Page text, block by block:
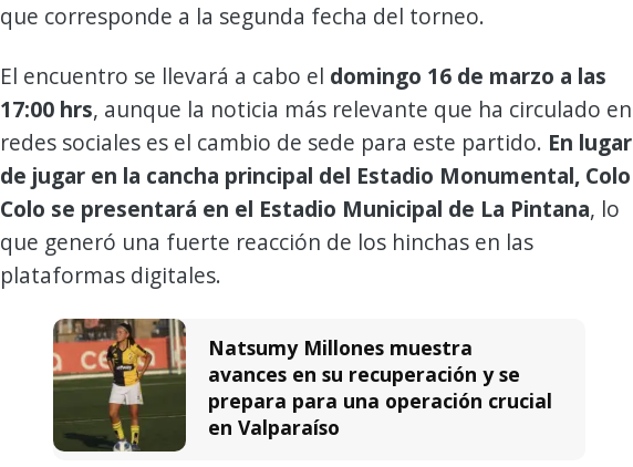
que corresponde a la segunda fecha del torneo.
El encuentro se llevará a cabo el domingo 16 de marzo a las
17:00 hrs, aunque la noticia más relevante que ha circulado en
redes sociales es el cambio de sede para este partido. En lugar
de jugar en la cancha principal del Estadio Monumental, Colo
Colo se presentará en el Estadio Municipal de La Pintana, lo
que generó una fuerte reacción de los hinchas en las
plataformas digitales.
Natsumy Millones muestra
avances en su recuperación y se
prepara para una operación crucial
en Valparaíso